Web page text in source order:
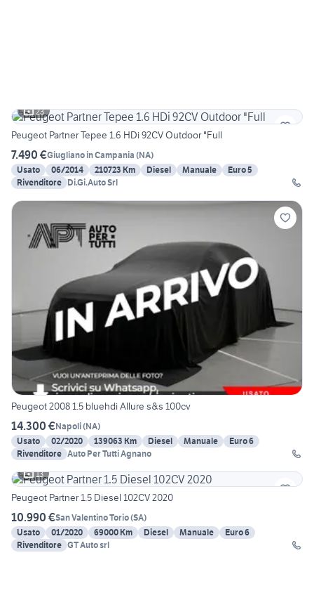
23
Peugeot Partner Tepee 1.6 HDi 92CV Outdoor "Full
7.490 €Giugliano in Campania (NA)
Usato
06/2014 210723 Km Diesel Manuale
Euro 5
Rivenditore Di.Gi.Auto Srl
Peugeot 2008 1.5 bluehdi Allure s&s 100cv
14.300 €Napoli(NA)
Usato
02/2020 139063 Km Diesel Manuale
Euro 6
Rivenditore Auto Per Tutti Agnano
13
Peugeot Partner 1.5 Diesel 102CV 2020
10.990 €San Valentino Torio(SA)
Usato
01/2020 69000 Km Diesel Manuale
Euro 6
Rivenditore GT Auto srl